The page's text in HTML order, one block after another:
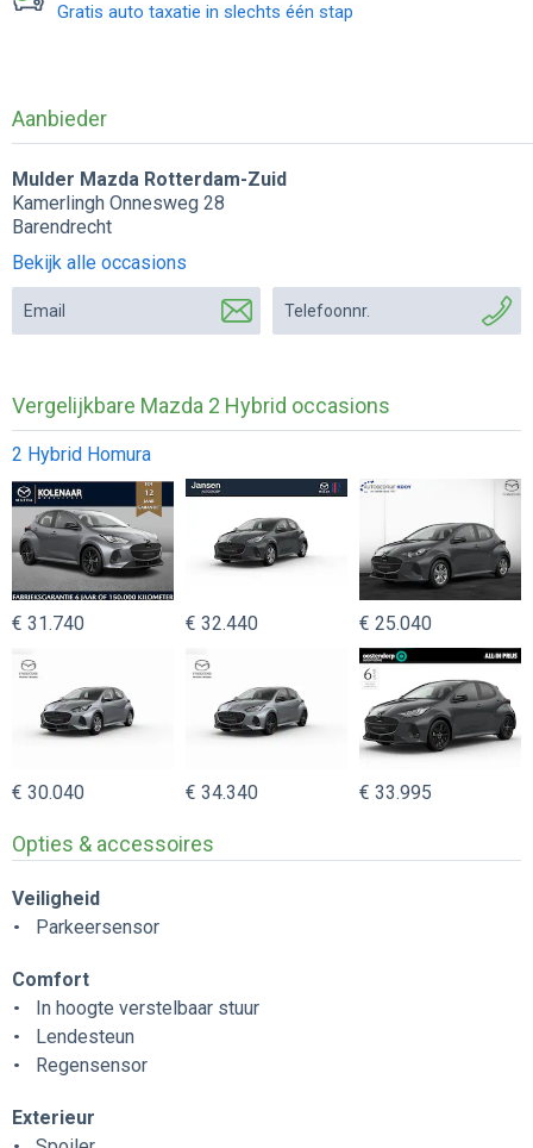
Gratis auto taxatie in slechts één stap
Aanbieder
Mulder Mazda Rotterdam-Zuid
Kamerlingh Onnesweg 28
Barendrecht
Bekijk alle occasions
Email Telefoonnr.
Vergelijkbare Mazda 2 Hybrid occasions
2 Hybrid Homura
€ 31.740 € 32.440 € 25.040
€ 30.040 € 34.340 € 33.995
Opties & accessoires
Veiligheid
Parkeersensor
Comfort
In hoogte verstelbaar stuur
Lendesteun
Regensensor
Exterieur